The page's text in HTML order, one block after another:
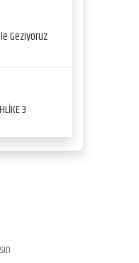
Geziyoruz
3